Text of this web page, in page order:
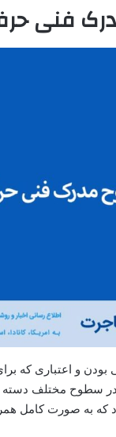
فنی
بودن و اعتباری که
سطوح مختلف دسته
به صورت کامل همراه